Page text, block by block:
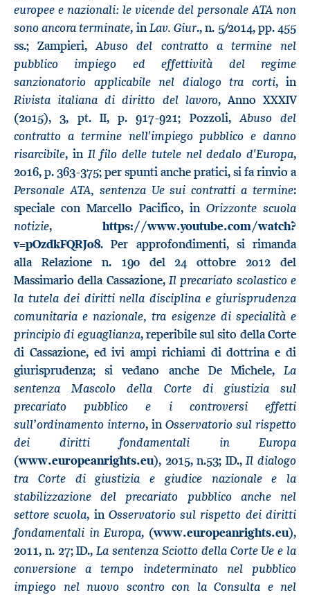
europee e nazionali: le vicende del personale ATA non
sono ancora terminate, inLav. Giur., n. 5/2014, pp. 455
ss.; Zampieri,Abuso del contratto a termine nel
pubblico impiego ed effettività del regime
sanzionatorio applicabile nel dialogo tra corti, in
Rivista italiana di diritto del lavoro, Anno XXXIV
(2015), 3, pt. II, p. 917-921; Pozzoli,Abuso del
contratto a termine nell'impiego pubblico e danno
risarcibile, inIl filo delle tutele nel dedalo d'Europa,
2016, p. 363-375; per spunti anche pratici, si fa rinvio a
Personale ATA, sentenza Ue sui contratti a termine:
speciale con Marcello Pacifico, in Orizzonte scuola
notizie, https://www.youtube.com/watch?
v=pOzdkFQRJ08. Per approfondimenti, si rimanda
alla Relazione n. 190 del 24 ottobre 2012 del
Massimario della Cassazione,Il precariato scolastico e
la tutela dei diritti nella disciplina e giurisprudenza
comunitaria e nazionale, tra esigenze di specialità e
principio di eguaglianza, reperibile sul sito della Corte
di Cassazione, ed ivi ampi richiami di dottrina e di
giurisprudenza; si vedano anche De Michele, La
sentenza Mascolo della Corte di giustizia sul
precariato pubblico e i controversi effetti
sull’ordinamento interno, inOsservatorio sul rispetto
dei diritti fondamentali in Europa
(www.europeanrights.eu), 2015, n.53; ID.,Il dialogo
tra Corte di giustizia e giudice nazionale e la
stabilizzazione del precariato pubblico anche nel
settore scuola, in Osservatorio sul rispetto dei diritti
fondamentali in Europa, (www.europeanrights.eu),
2011, n. 27; ID.,La sentenza Sciotto della Corte Ue e la
conversione a tempo indeterminato nel pubblico
impiego nel nuovo scontro con la Consulta e nel